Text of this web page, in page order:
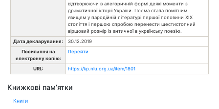
відтворюючи в алегоричній формі деякі моменти з
драматичної історії України. Поема стала помітним
явищем у пародійній літературі першої половини ХІХ
століття і першою спробою перенести шестистопний
віршовий розмір із античної в українську поезію.
Дата декларування:
30.12.2019
Посилання на
електронну копію:
Перейти
URL: https://kp.nlu.org.ua/item/1801
Книжкові пам’ятки
Книги